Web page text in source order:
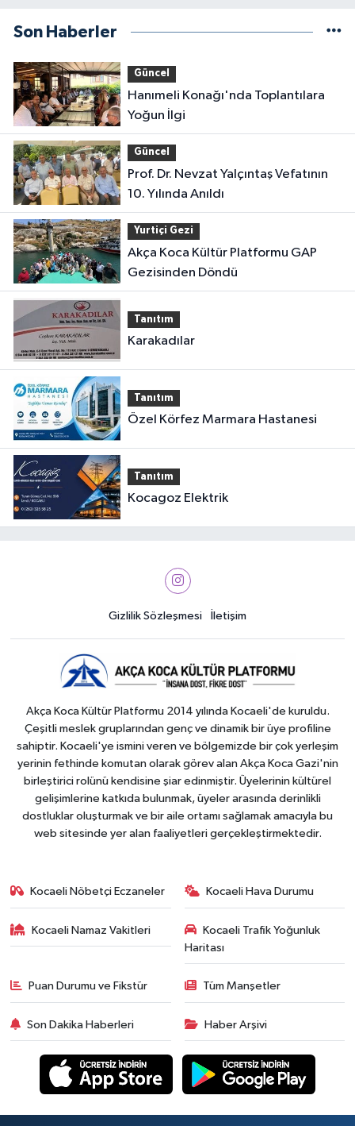
Son Haberler
Güncel
Hanımeli Konağı'nda Toplantılara
Yoğun İlgi
Güncel
Prof. Dr. Nevzat Yalçıntaş Vefatının
10. Yılında Anıldı
Yurtiçi Gezi
Akça Koca Kültür Platformu GAP
Gezisinden Döndü
Tanıtım
Karakadılar
Tanıtım
Özel Körfez Marmara Hastanesi
Tanıtım
Kocagoz Elektrik
Gizlilik Sözleşmesi İletişim
Akça Koca Kültür Platformu 2014 yılında Kocaeli'de kuruldu.
Çeşitli meslek gruplarından genç ve dinamik bir üye profiline
sahiptir. Kocaeli'ye ismini veren ve bölgemizde bir çok yerleşim
yerinin fethinde komutan olarak görev alan Akça Koca Gazi'nin
birleştirici rolünü kendisine şiar edinmiştir. Üyelerinin kültürel
gelişimlerine katkıda bulunmak, üyeler arasında derinlikli
dostluklar oluşturmak ve bir aile ortamı sağlamak amacıyla bu
web sitesinde yer alan faaliyetleri gerçekleştirmektedir.
Kocaeli Nöbetçi Eczaneler Kocaeli Hava Durumu
Kocaeli Namaz Vakitleri
Kocaeli Trafik Yoğunluk
Haritası
Puan Durumu ve Fikstür Tüm Manşetler
Son Dakika Haberleri Haber Arşivi